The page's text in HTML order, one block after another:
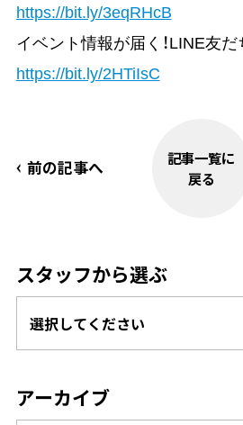
https://bit.ly/3eqRHcB
イベント情報が届く！LINE友
https://bit.ly/2HTiIsC
前の記事へ
記事一覧に
戻る
スタッフから選ぶ
アーカイブ